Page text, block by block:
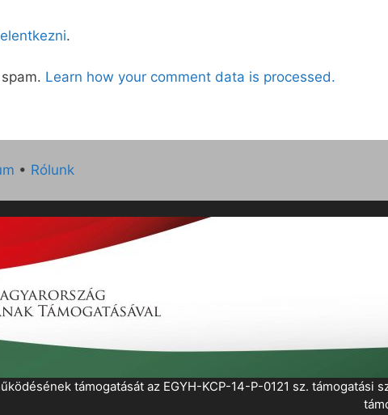
.
Learn how your comment data is processed.
• Rólunk
támogatását az EGYH-KCP-14-P-0121 sz.